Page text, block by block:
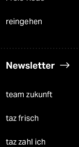
reingehen
Newsletter
team zukunft
taz frisch
taz zahl ich